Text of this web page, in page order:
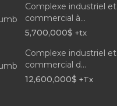
Complexe industriel et
commercial à...
5,700,000$ +tx
Complexe industriel et
commercial d...
12,600,000$ +Tx